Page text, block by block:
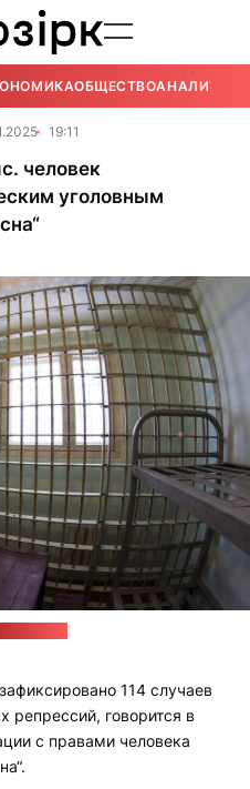
ОБЩЕСТВОАНАЛИТИКА
19:11
человек
уголовным
114 случаев
репрессий, говорится в
с правами человека